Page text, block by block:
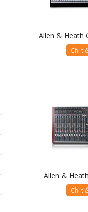
Allen & Heath
Chi
Allen &
Chi